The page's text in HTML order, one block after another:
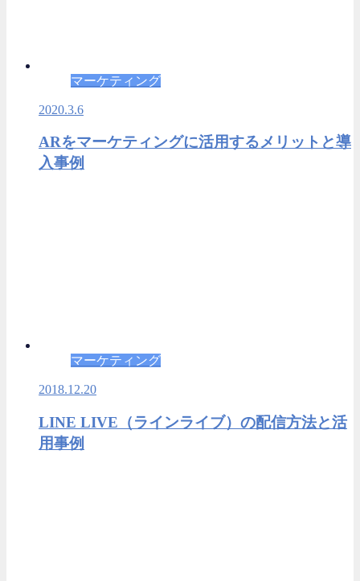
マーケティング
2020.3.6
ARをマーケティングに活用するメリットと導
入事例
マーケティング
2018.12.20
LINE LIVE（ラインライブ）の配信方法と活
用事例